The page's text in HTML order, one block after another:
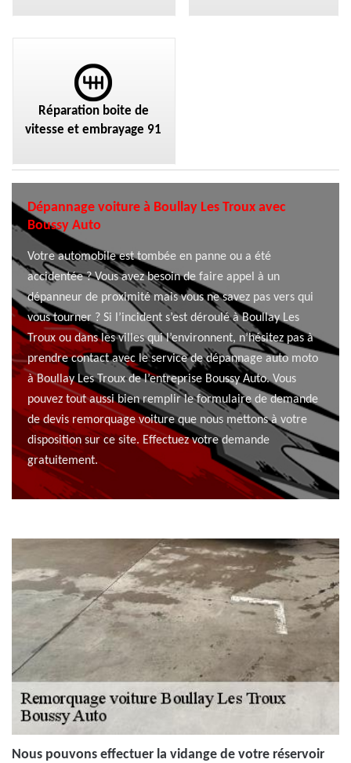
Réparation boite de
vitesse et embrayage 91
Dépannage voiture à Boullay Les Troux avec
Boussy Auto
Votre automobile est tombée en panne ou a été
accidentée ? Vous avez besoin de faire appel à un
dépanneur de proximité mais vous ne savez pas vers qui
vous tourner ? Si l’incident s’est déroulé à Boullay Les
Troux ou dans les villes qui l’environnent, n’hésitez pas à
prendre contact avec le service de dépannage auto moto
à Boullay Les Troux de l’entreprise Boussy Auto. Vous
pouvez tout aussi bien remplir le formulaire de demande
de devis remorquage voiture que nous mettons à votre
disposition sur ce site. Effectuez votre demande
gratuitement.
Nous pouvons effectuer la vidange de votre réservoir